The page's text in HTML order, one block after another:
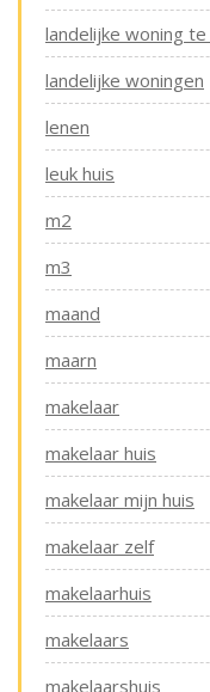
landelijke woning
landelijke woningen
lenen
leuk huis
m2
m3
maand
maarn
makelaar
makelaar huis
makelaar mijn huis
makelaar zelf
makelaarhuis
makelaars
makelaarshuis